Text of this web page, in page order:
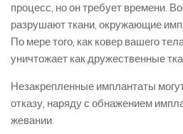
процесс, но он требует времени.
разрушают ткани, окружающие
По мере того, как ковер вашего
уничтожает как дружественные
Незакрепленные имплантаты
отказу, наряду с обнажением
жевании.